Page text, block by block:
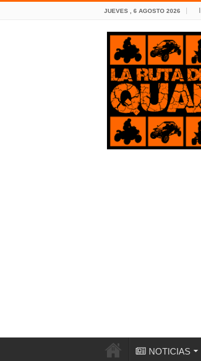
JUEVES , 6 AGOSTO 2026
NOTICIAS